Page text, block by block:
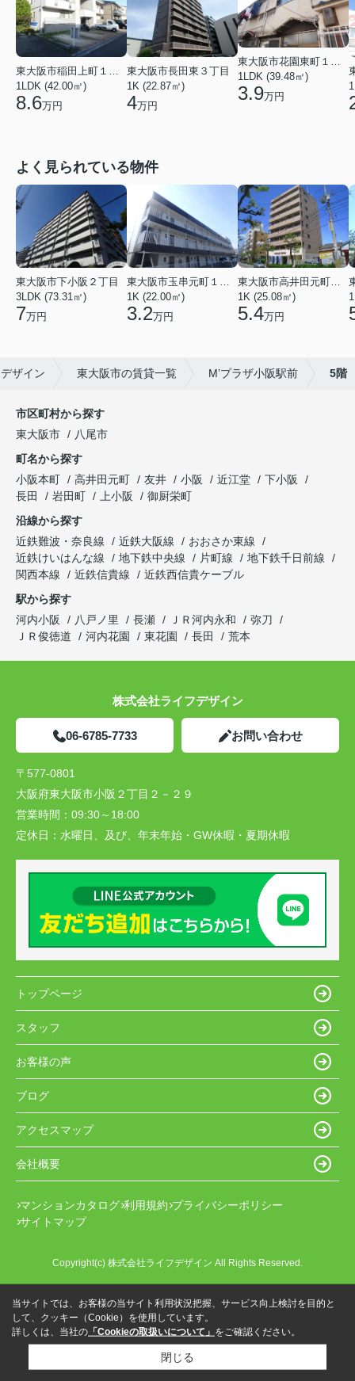
東大阪市稲田上町１丁目
1LDK (42.00㎡)
8.6万円
東大阪市長田東３丁目
1K (22.87㎡)
4万円
東大阪市花園東町１丁目
1LDK (39.48㎡)
3.9万円
よく見られている物件
東大阪市下小阪２丁目
3LDK (73.31㎡)
7万円
東大阪市玉串元町１丁目
1K (22.00㎡)
3.2万円
1K (25.08㎡)
5.4万円
ザイン 東大阪市の賃貸一覧 M’プラザ小阪駅前 5階
市区町村から探す
東大阪市
八尾市
町名から探す
小阪本町
高井田元町 友井 小阪 近江堂
下小阪
長田
岩田町 上小阪
御厨栄町
沿線から探す
近鉄難波・奈良線
近鉄大阪線
おおさか東線
近鉄けいはんな線
地下鉄中央線 片町線
地下鉄千日前線
関西本線
近鉄信貴線
近鉄西信貴ケーブル
駅から探す
河内小阪
八戸ノ里 長瀬 ＪＲ河内永和
弥刀
ＪＲ俊徳道
河内花園 東花園 長田 荒本
株式会社ライフデザイン
06-6785-7733 お問い合わせ
〒577-0801
大阪府東大阪市小阪２丁目２－２９
営業時間： 09:30～18:00
定休日： 水曜日、及び、年末年始・GW休暇・夏期休暇
トップページ
スタッフ
お客様の声
ブログ
アクセスマップ
会社概要
マンションカタログ 利用規約 プライバシーポリシー
サイトマップ
Copyright(c) 株式会社ライフデザイン All Rights Reserved.
当サイトでは、お客様の当サイト利用状況把握、サービス向上検討を目的と
して、クッキー（Cookie）を使用しています。
詳しくは、当社の 「Cookieの取扱いについて」 をご確認ください。
閉じる